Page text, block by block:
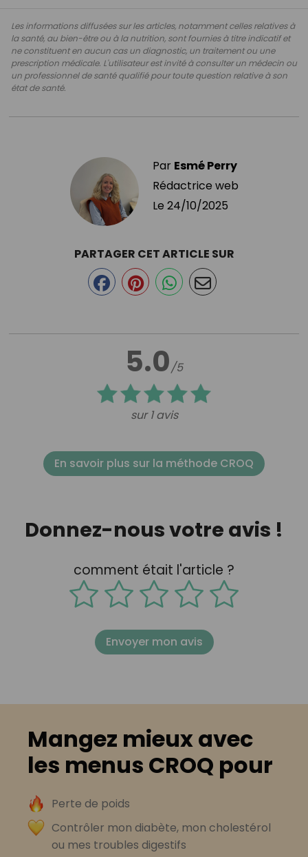
Les informations diffusées sur les articles, notamment celles relatives à
la santé, au bien-être ou à la nutrition, sont fournies à titre indicatif et
ne constituent en aucun cas un diagnostic, un traitement ou une
prescription médicale. L'utilisateur est invité à consulter un médecin ou
un professionnel de santé qualifié pour toute question relative à son
état de santé.
Par Esmé Perry
Rédactrice web
Le 24/10/2025
5.0/5
sur 1 avis
PARTAGER CET ARTICLE SUR
En savoir plus sur la méthode CROQ
Donnez-nous votre avis !
comment était l'article ?
Envoyer mon avis
Mangez mieux avec
les menus CROQ pour
Perte de poids
Contrôler mon diabète, mon cholestérol
ou mes troubles digestifs